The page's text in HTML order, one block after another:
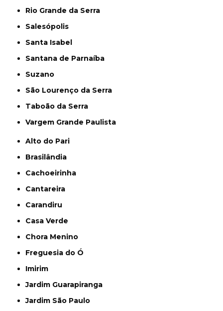
Rio Grande da Serra
Salesópolis
Santa Isabel
Santana de Parnaíba
Suzano
São Lourenço da Serra
Taboão da Serra
Vargem Grande Paulista
Alto do Pari
Brasilândia
Cachoeirinha
Cantareira
Carandiru
Casa Verde
Chora Menino
Freguesia do Ó
Imirim
Jardim Guarapiranga
Jardim São Paulo